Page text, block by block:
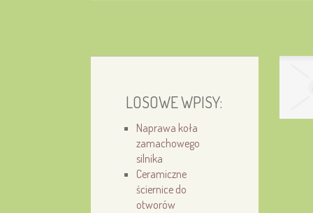
LOSOWE WPISY:
Naprawa koła
zamachowego
silnika
Ceramiczne
ściernice do
otworów